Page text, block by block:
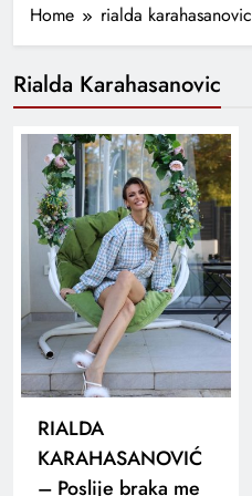
Home rialda karahasanovic
Rialda Karahasanovic
RIALDA
KARAHASANOVIĆ
– Poslije braka me